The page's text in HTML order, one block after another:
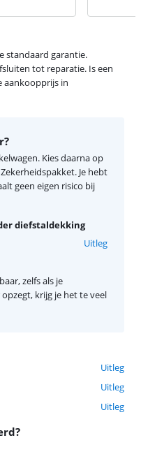
standaard garantie.
tot reparatie. Is een
aankoopprijs in
Uitleg
Uitleg
Uitleg
Kies daarna op
Je hebt
geen eigen risico bij
diefstaldekking
Uitleg
zelfs als je
krijg je het te veel